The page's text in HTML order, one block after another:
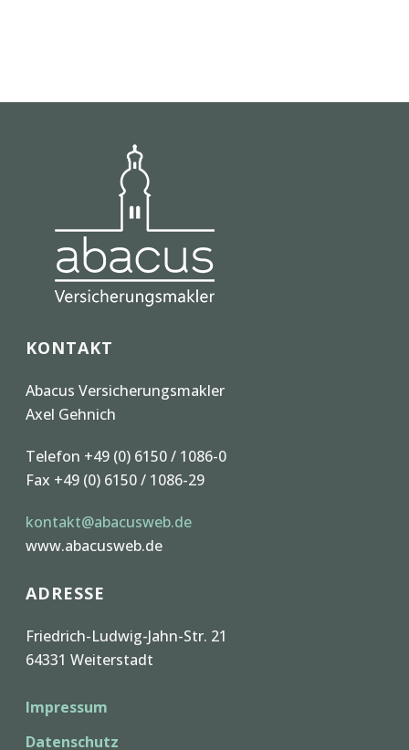
KONTAKT
Abacus Versicherungsmakler
Axel Gehnich
Telefon +49 (0) 6150 / 1086-0
Fax +49 (0) 6150 / 1086-29
kontakt@abacusweb.de
www.abacusweb.de
ADRESSE
Friedrich-Ludwig-Jahn-Str. 21
64331 Weiterstadt
Impressum
Datenschutz